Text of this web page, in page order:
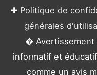
✚ Politique de
générales
� Avertissement
informatif et
comme un avis